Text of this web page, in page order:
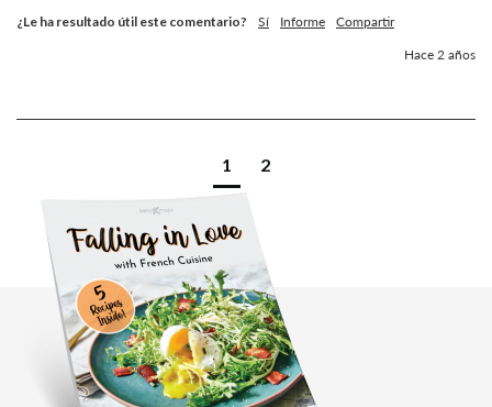
¿Le ha resultado útil este comentario? Sí Informe
Compartir
Hace 2 años
1 2